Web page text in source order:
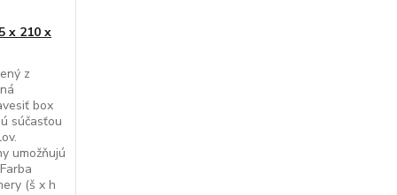
x 210 x
z
box
súčasťou
umožňujú
(š x h